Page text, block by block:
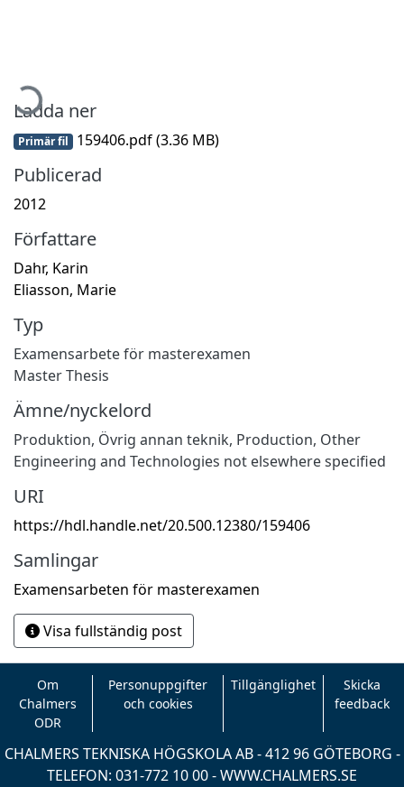
Ladda ner
Primär fil 159406.pdf(3.36 MB)
Publicerad
2012
Författare
Dahr, Karin
Eliasson, Marie
Typ
Examensarbete för masterexamen
Master Thesis
Ämne/nyckelord
Produktion, Övrig annan teknik, Production, Other
Engineering and Technologies not elsewhere specified
URI
https://hdl.handle.net/20.500.12380/159406
Samlingar
Examensarbeten för masterexamen
Visa fullständig post
Om
Chalmers
ODR
Personuppgifter
och cookies
Tillgänglighet
Skicka
feedback
CHALMERS TEKNISKA HÖGSKOLA AB - 412 96 GÖTEBORG -
TELEFON: 031-772 10 00 -WWW.CHALMERS.SE